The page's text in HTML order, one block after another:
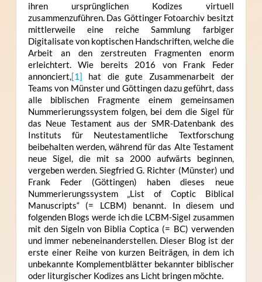
ihren ursprünglichen Kodizes virtuell
zusammenzuführen. Das Göttinger Fotoarchiv besitzt
mittlerweile eine reiche Sammlung farbiger
Digitalisate von koptischen Handschriften, welche die
Arbeit an den zerstreuten Fragmenten enorm
erleichtert. Wie bereits 2016 von Frank Feder
annonciert,[1] hat die gute Zusammenarbeit der
Teams von Münster und Göttingen dazu geführt, dass
alle biblischen Fragmente einem gemeinsamen
Nummerierungssystem folgen, bei dem die Sigel für
das Neue Testament aus der SMR-Datenbank des
Instituts für Neutestamentliche Textforschung
beibehalten werden, während für das Alte Testament
neue Sigel, die mit sa 2000 aufwärts beginnen,
vergeben werden. Siegfried G. Richter (Münster) und
Frank Feder (Göttingen) haben dieses neue
Nummerierungssystem „List of Coptic Biblical
Manuscripts“ (= LCBM) benannt. In diesem und
folgenden Blogs werde ich die LCBM-Sigel zusammen
mit den Sigeln von Biblia Coptica (= BC) verwenden
und immer nebeneinanderstellen. Dieser Blog ist der
erste einer Reihe von kurzen Beiträgen, in dem ich
unbekannte Komplementblätter bekannter biblischer
oder liturgischer Kodizes ans Licht bringen möchte.